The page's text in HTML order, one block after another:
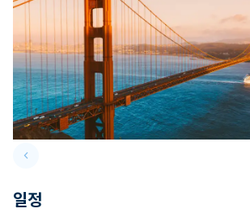
keyboard_arrow_leftPrevious slide
일정